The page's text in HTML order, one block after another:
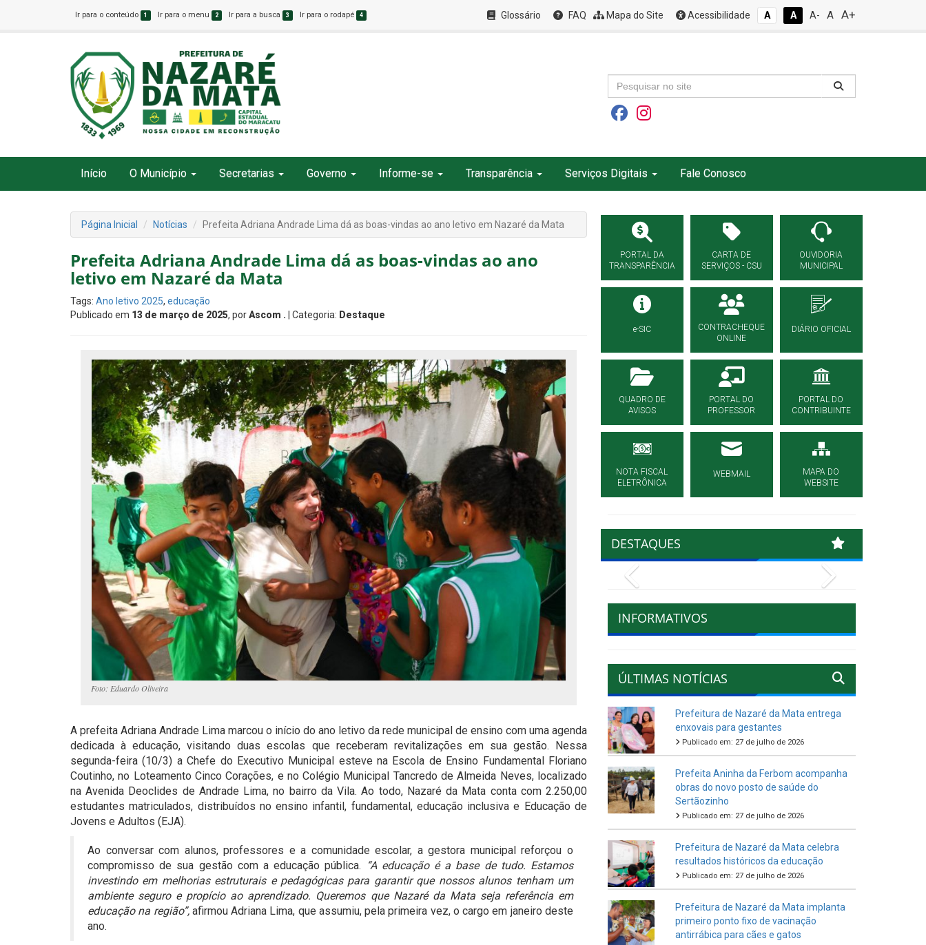
Ir para o conteúdo 1 Ir para o menu 2 Ir para a busca 3 Ir para o rodapé 4 Glossário FAQ Mapa do Site Acessibilidade A A A- A A+
Início O Município Secretarias Governo Informe-se Transparência Serviços Digitais Fale Conosco
Página Inicial Notícias Prefeita Adriana Andrade Lima dá as boas-vindas ao ano letivo em Nazaré da Mata
Prefeita Adriana Andrade Lima dá as boas-vindas ao ano
letivo em Nazaré da Mata
Tags: Ano letivo 2025, educação
Publicado em 13 de março de 2025, porAscom . | Categoria: Destaque
Foto: Eduardo Oliveira
A prefeita Adriana Andrade Lima marcou o início do ano letivo da rede municipal de ensino com uma agenda
dedicada à educação, visitando duas escolas que receberam revitalizações em sua gestão. Nessa
segunda-feira (10/3) a Chefe do Executivo Municipal esteve na Escola de Ensino Fundamental Floriano
Coutinho, no Loteamento Cinco Corações, e no Colégio Municipal Tancredo de Almeida Neves, localizado
na Avenida Deoclides de Andrade Lima, no bairro da Vila. Ao todo, Nazaré da Mata conta com 2.250,00
estudantes matriculados, distribuídos no ensino infantil, fundamental, educação inclusiva e Educação de
Jovens e Adultos (EJA).
Ao conversar com alunos, professores e a comunidade escolar, a gestora municipal reforçou o
compromisso de sua gestão com a educação pública.
“A educação é a base de tudo. Estamos
investindo em melhorias estruturais e pedagógicas para garantir que nossos alunos tenham um
ambiente seguro e propício ao aprendizado. Queremos que Nazaré da Mata seja referência em
educação na região”,afirmou Adriana Lima, que assumiu, pela primeira vez, o cargo em janeiro deste
ano.
PORTAL DA
TRANSPARÊNCIA
CARTA DE
SERVIÇOS - CSU
OUVIDORIA
MUNICIPAL
e-SIC
CONTRACHEQUE
ONLINE
DIÁRIO OFICIAL
QUADRO DE
AVISOS
PORTAL DO
PROFESSOR
PORTAL DO
CONTRIBUINTE
NOTA FISCAL
ELETRÔNICA
WEBMAIL
MAPA DO
WEBSITE
DESTAQUES
INFORMATIVOS
ÚLTIMAS NOTÍCIAS
Prefeitura de Nazaré da Mata entrega
enxovais para gestantes
Publicado em: 27 de julho de 2026
Prefeita Aninha da Ferbom acompanha
obras do novo posto de saúde do
Sertãozinho
Publicado em: 27 de julho de 2026
Prefeitura de Nazaré da Mata celebra
resultados históricos da educação
Publicado em: 27 de julho de 2026
Prefeitura de Nazaré da Mata implanta
primeiro ponto fixo de vacinação
antirrábica para cães e gatos